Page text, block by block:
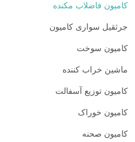
کامیون فاضلاب مکنده
جرثقیل سواری کامیون
کامیون سوخت
ماشين خراب کننده
کامیون توزیع آسفالت
کامیون خوراک
کامیون صحنه